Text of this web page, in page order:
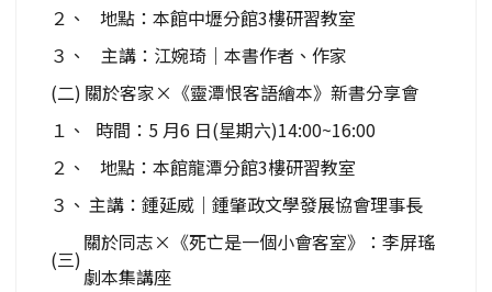
２、
地點：本館中壢分館3樓研習教室
３、
主講：江婉琦｜本書作者、作家
(二) 關於客家×《靈潭恨客語繪本》新書分享會
１、
時間：5 月6 日(星期六)14:00~16:00
２、
地點：本館龍潭分館3樓研習教室
３、 主講：鍾延威｜鍾肇政文學發展協會理事長
(三)
關於同志×《死亡是一個小會客室》：李屏瑤
劇本集講座